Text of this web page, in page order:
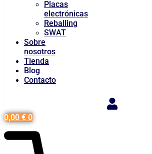
Placas
electrónicas
Reballing
SWAT
Sobre
nosotros
Tienda
Blog
Contacto
0,00 € 0